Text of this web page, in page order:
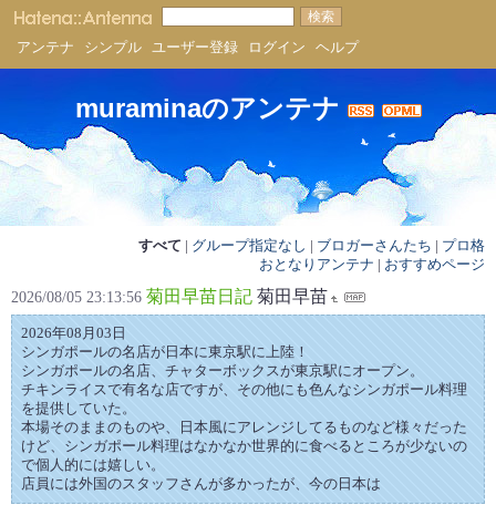
アンテナ シンプル ユーザー登録 ログイン ヘルプ
muraminaのアンテナ
すべて | グループ指定なし | ブロガーさんたち | プロ格
おとなりアンテナ | おすすめページ
2026/08/05 23:13:56 菊田早苗日記 菊田早苗
2026年08月03日
シンガポールの名店が日本に東京駅に上陸！
シンガポールの名店、チャターボックスが東京駅にオープン。
チキンライスで有名な店ですが、その他にも色んなシンガポール料理
を提供していた。
本場そのままのものや、日本風にアレンジしてるものなど様々だった
けど、シンガポール料理はなかなか世界的に食べるところが少ないの
で個人的には嬉しい。
店員には外国のスタッフさんが多かったが、今の日本は